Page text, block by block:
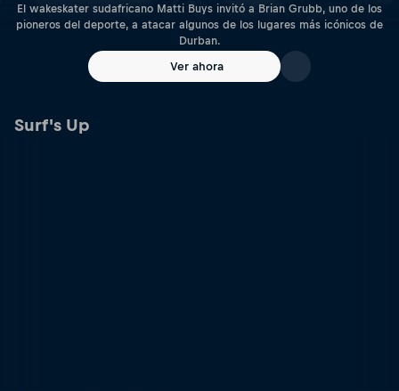
El wakeskater sudafricano Matti Buys invitó a Brian Grubb, uno de los
pioneros del deporte, a atacar algunos de los lugares más icónicos de
Durban.
Ver ahora
Surf's Up